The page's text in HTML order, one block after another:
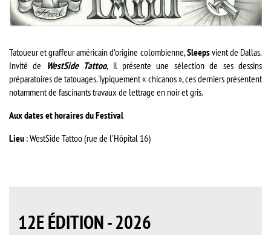
Tatoueur et graffeur américain d’origine colombienne,Sleepsvient de Dallas.
Invité de WestSide Tattoo, il présente une sélection de ses dessins
préparatoires de tatouages.Typiquement « chicanos », ces derniers présentent
notamment de fascinants travaux de lettrage en noir et gris.
Aux dates et horaires du Festival
Lieu : WestSide Tattoo (rue de l'Hôpital 16)
12E ÉDITION - 2026